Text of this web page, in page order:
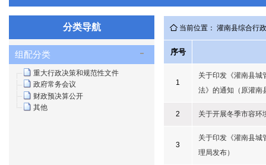
分类导航
组配分类
重大行政决策和规范性文件
政府常务会议
财政预决算公开
其他
当前位置： 灌南县综合行
序号
1
关于印发《灌南县城
法》的通知（原灌南
2 关于开展冬季市容环
3
关于印发《灌南县城
理局发布）